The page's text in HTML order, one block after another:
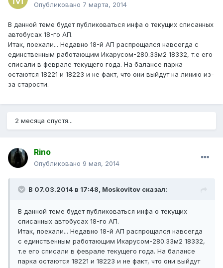
Опубликовано 7 марта, 2014
В данной теме будет публиковаться инфа о текущих списанных
автобусах 18-го АП.
Итак, поехали... Недавно 18-й АП распрощался навсегда с
единственным работающим Икарусом-280.33м2 18332, т.е его
списали в феврале текущего года. На балансе парка
остаются 18221 и 18223 и не факт, что они выйдут на линию из-
за старости.
2 месяца спустя...
Rino
Опубликовано 9 мая, 2014
В 07.03.2014 в 17:48, Moskovitov сказал:
В данной теме будет публиковаться инфа о текущих
списанных автобусах 18-го АП.
Итак, поехали... Недавно 18-й АП распрощался навсегда
с единственным работающим Икарусом-280.33м2 18332,
т.е его списали в феврале текущего года. На балансе
парка остаются 18221 и 18223 и не факт, что они выйдут